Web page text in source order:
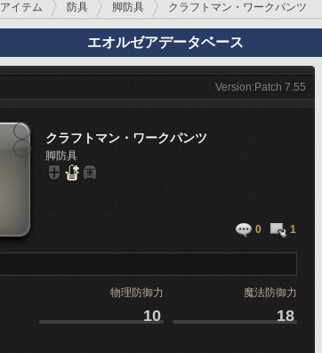
アイテム 防具 脚防具 クラフトマン・ワークパンツ
エオルゼアデータベース
Version:Patch 7.55
クラフトマン・ワークパンツ
脚防具
0 1
物理防御力 魔法防御力
10 18